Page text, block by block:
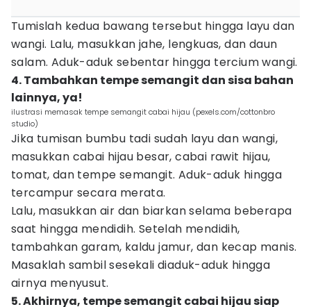
Tumislah kedua bawang tersebut hingga layu dan
wangi. Lalu, masukkan jahe, lengkuas, dan daun
salam. Aduk-aduk sebentar hingga tercium wangi.
4. Tambahkan tempe semangit dan sisa bahan
lainnya, ya!
ilustrasi memasak tempe semangit cabai hijau (pexels.com/cottonbro
studio)
Jika tumisan bumbu tadi sudah layu dan wangi,
masukkan cabai hijau besar, cabai rawit hijau,
tomat, dan tempe semangit. Aduk-aduk hingga
tercampur secara merata.
Lalu, masukkan air dan biarkan selama beberapa
saat hingga mendidih. Setelah mendidih,
tambahkan garam, kaldu jamur, dan kecap manis.
Masaklah sambil sesekali diaduk-aduk hingga
airnya menyusut.
5. Akhirnya, tempe semangit cabai hijau siap